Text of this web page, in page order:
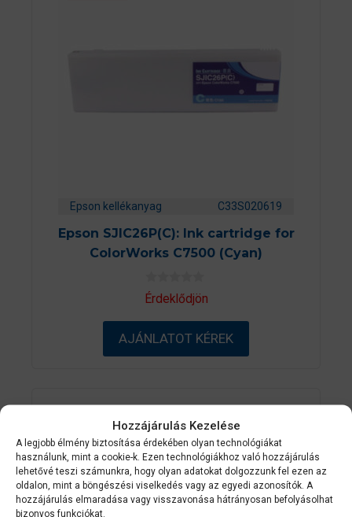
Hozzájárulás Kezelése
A legjobb élmény biztosítása érdekében olyan technológiákat
használunk, mint a cookie-k. Ezen technológiákhoz való hozzájárulás
lehetővé teszi számunkra, hogy olyan adatokat dolgozzunk fel ezen az
oldalon, mint a böngészési viselkedés vagy az egyedi azonosítók. A
hozzájárulás elmaradása vagy visszavonása hátrányosan befolyásolhat
bizonyos funkciókat.
Epson kellékanyag C33S020619
Epson SJIC26P(C): Ink cartridge for
ColorWorks C7500 (Cyan)
0
a
-
ő
Érdeklődjön
AJÁNLATOT KÉREK